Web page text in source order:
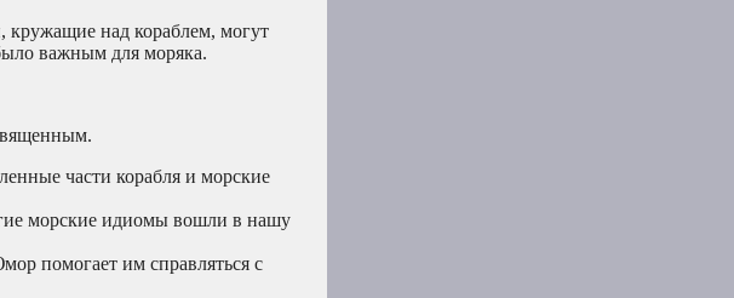
кружащие над кораблем, могут
важным для моряка.
части корабля и морские
морские идиомы вошли в нашу
помогает им справляться с